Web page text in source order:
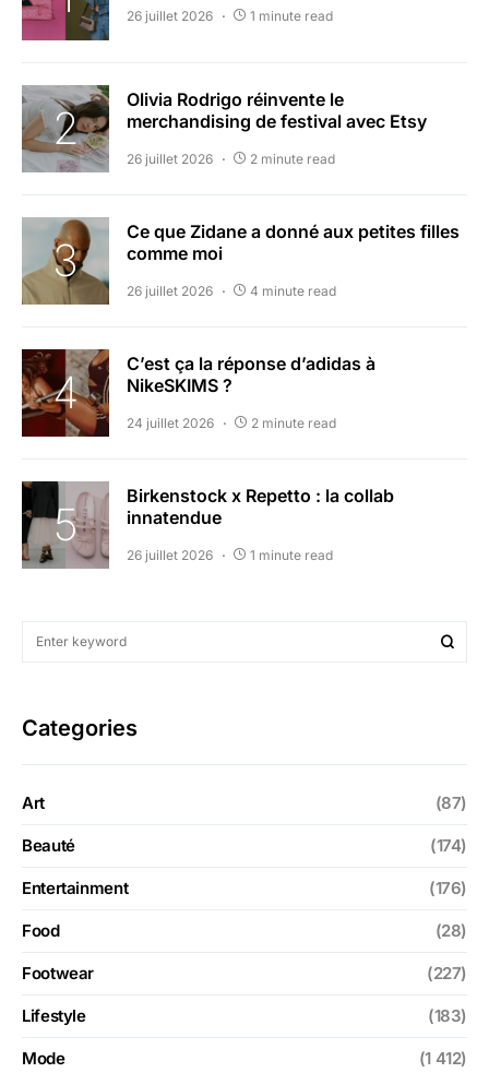
26 juillet 2026 1 minute read
Olivia Rodrigo réinvente le
merchandising de festival avec Etsy
26 juillet 2026 2 minute read
Ce que Zidane a donné aux petites filles
comme moi
26 juillet 2026 4 minute read
C’est ça la réponse d’adidas à
NikeSKIMS ?
24 juillet 2026 2 minute read
Birkenstock x Repetto : la collab
innatendue
26 juillet 2026 1 minute read
Categories
Art (87)
Beauté (174)
Entertainment (176)
Food (28)
Footwear (227)
Lifestyle (183)
Mode (1 412)